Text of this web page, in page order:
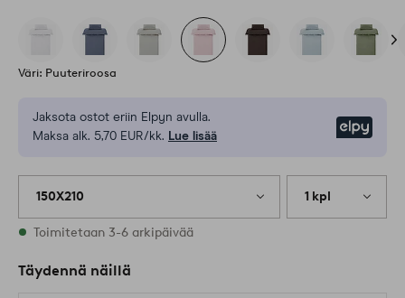
Väri: Puuteriroosa
Jaksota ostot eriin Elpyn avulla.
Maksa alk. 5,70 EUR/kk. Lue lisää
150X210 1 kpl
Varastossa
Toimitetaan 3-6 arkipäivää
Täydennä näillä